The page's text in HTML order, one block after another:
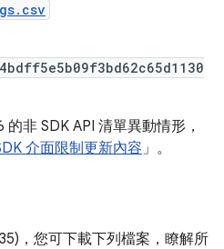
非 SDK API 清單異動情形，
介面限制更新內容」。
，您可下載下列檔案，瞭解所